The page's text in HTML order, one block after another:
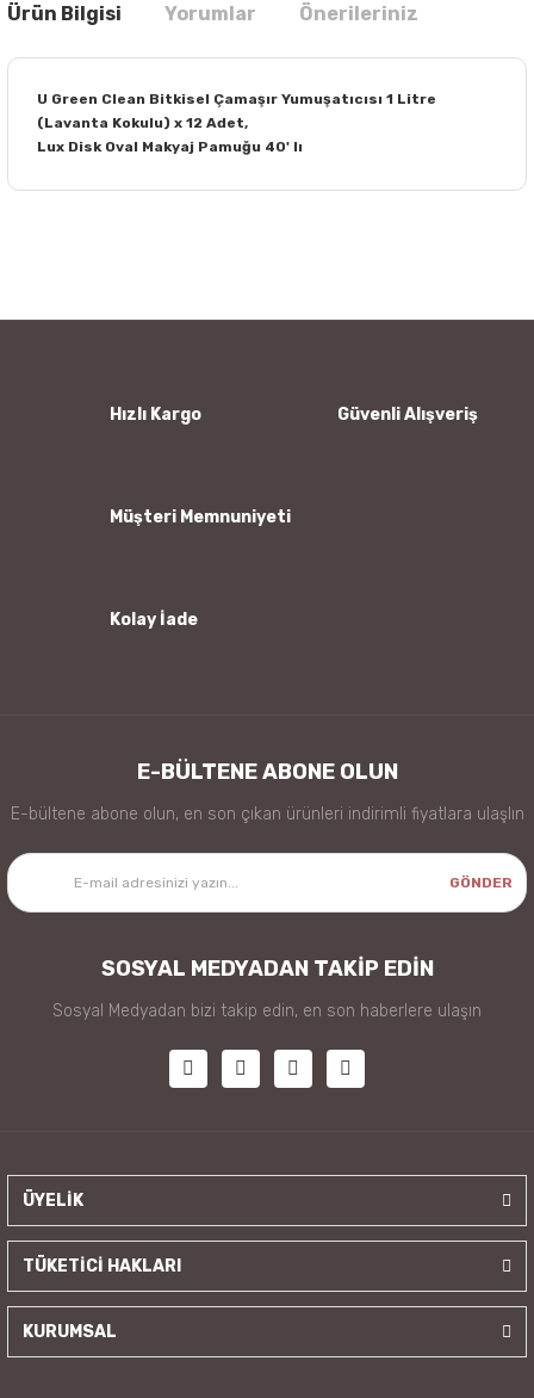
Ürün Bilgisi Yorumlar Önerileriniz
U Green Clean Bitkisel Çamaşır Yumuşatıcısı 1 Litre
(Lavanta Kokulu) x 12 Adet,
Lux Disk Oval Makyaj Pamuğu 40' lı
Ürün bilgilerinde hatalar bulunuyor.
Hızlı Kargo Güvenli Alışveriş
Müşteri Memnuniyeti
Kolay İade
E-BÜLTENE ABONE OLUN
E-bültene abone olun, en son çıkan ürünleri indirimli fiyatlara ulaşlın
GÖNDER
SOSYAL MEDYADAN TAKİP EDİN
Sosyal Medyadan bizi takip edin, en son haberlere ulaşın
ÜYELİK
TÜKETİCİ HAKLARI
KURUMSAL